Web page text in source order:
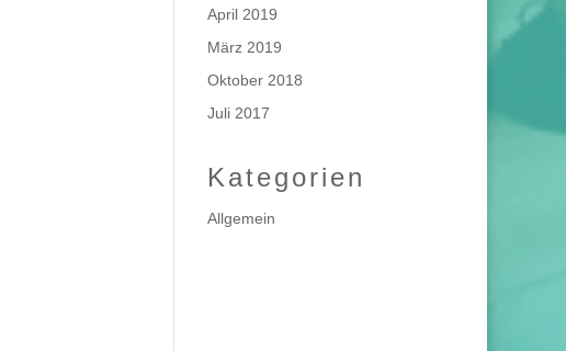
April 2019
März 2019
Oktober 2018
Juli 2017
Kategorien
Allgemein